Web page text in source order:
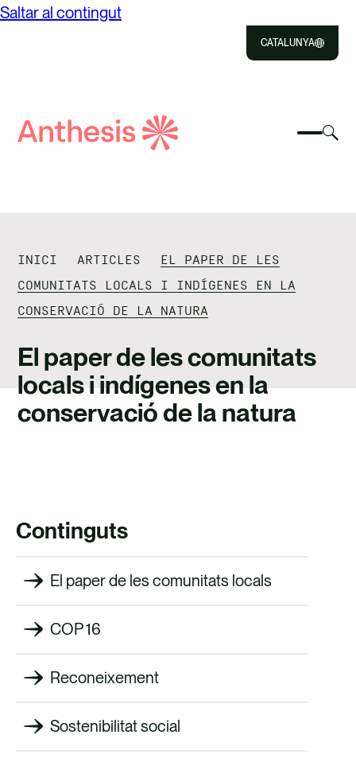
Saltar al contingut
CATALUNYA
IMPACTE
RECURSOS
TALENT
CONTACTE
Cerca
INICI ARTICLES
EL PAPER DE LES
COMUNITATS LOCALS I INDÍGENES EN LA
CONSERVACIÓ DE LA NATURA
El paper de les comunitats
locals i indígenes en la
conservació de la natura
Continguts
El paper de les comunitats locals
COP 16
Reconeixement
Sostenibilitat social